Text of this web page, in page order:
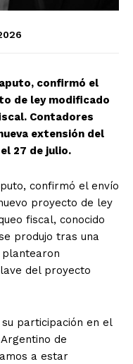
confirmó el
de ley modificado
Contadores
extensión del
27 de julio.
confirmó el envío
proyecto de ley
fiscal, conocido
produjo tras una
plantearon
del proyecto
participación en el
de
a estar